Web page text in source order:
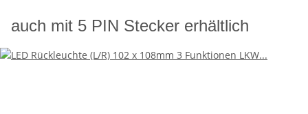
auch mit 5 PIN Stecker erhältlich